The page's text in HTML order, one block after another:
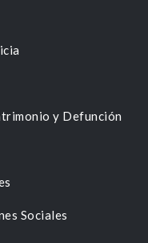
y Defunción
Sociales